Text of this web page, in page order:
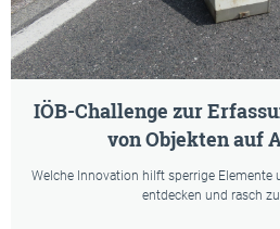
IÖB-Challenge zur
von Objekten auf
Welche Innovation hilft sperrige Elemente
entdecken und rasch